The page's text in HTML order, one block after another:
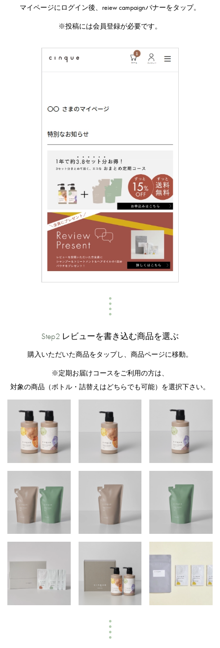
マイページにログイン後、reiew campaignバナーをタップ。
※投稿には会員登録が必要です。
Step2 レビューを書き込む商品を選ぶ
購入いただいた商品をタップし、商品ページに移動。
※定期お届けコースをご利用の方は、
対象の商品（ボトル・詰替えはどちらでも可能）を選択下さい。